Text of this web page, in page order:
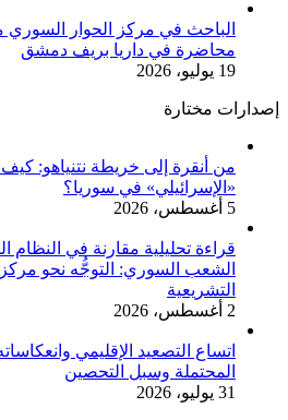
الباحث في مركز الحوار السوري
محاضرة في داريا بريف دمشق
19 يوليو، 2026
إصدارات مختارة
من أنقرة إلى خريطة نتنياهو:
«الإسرائيلي» في سوريا؟
5 أغسطس، 2026
قراءة تحليلية مقارنة في النظام
الشعب السوري: التوجُّه نحو
التشريعية
2 أغسطس، 2026
اتساع التصعيد الإقليمي
المحتملة وسبل التحصين
31 يوليو، 2026